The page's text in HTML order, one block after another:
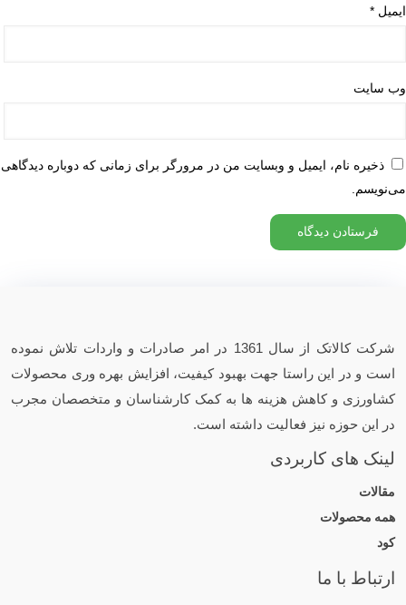
ایمیل *
وب‌ سایت
ذخیره نام، ایمیل و وبسایت من در مرورگر برای زمانی که دوباره دیدگاهی
می‌نویسم.
شرکت کالاتک از سال 1361 در امر صادرات و واردات تلاش نموده
است و در این راستا جهت بهبود کیفیت، افزایش بهره وری محصولات
کشاورزی و کاهش هزینه ها به کمک کارشناسان و متخصصان مجرب
در این حوزه نیز فعالیت داشته است.
لینک های کاربردی
مقالات
همه محصولات
کود
ارتباط با ما